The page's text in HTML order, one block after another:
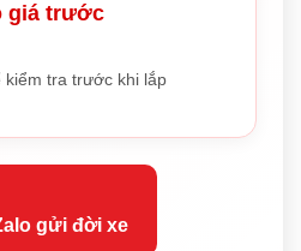
giá trước
kiểm tra trước khi lắp
gửi đời xe